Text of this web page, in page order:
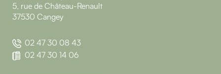
5, rue de Château-Renault
37530 Cangey
02 47 30 08 43
02 47 30 14 06